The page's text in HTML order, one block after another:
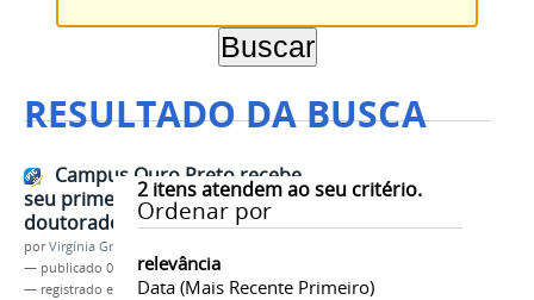
RESULTADO DA BUSCA
2itens atendem ao seu critério.
Ordenar por
relevância
Data (mais Recente Primeiro)
Campus Ouro Preto recebe
seu primeiro pesquisador de pós-
doutorado
porVirgínia Graziela Fonseca Barbosa
— publicado 01/12/2025
— registrado em:
Campus Ouro Preto,Pós-